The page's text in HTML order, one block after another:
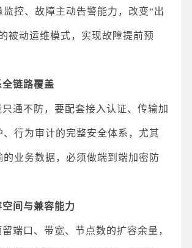
监控、故障主动告警能力，改变“出
被动运维模式，实现故障提前预
全链路覆盖
通不防，要配套接入认证、传输加
、行为审计的完整安全体系，尤其
的业务数据，必须做端到端加密防
间与兼容能力
端口、带宽、节点数的扩容余量，